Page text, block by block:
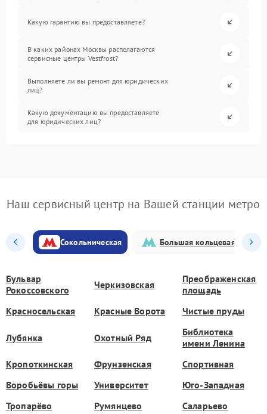
Какую гарантию вы предоставляете?
В каких районах Москвы располагаются
сервисные центры Vestfrost?
Выполняете ли вы ремонт для юридических
лиц?
Какую документацию вы предоставляете
для юридических лиц?
Наш сервисный центр на Вашей станции метро
Сокольническая Большая кольцевая
Бульвар
Рокоссовского
Черкизовская
Преображенская
площадь
Красносельская
Красные Ворота Чистые пруды
Лубянка Охотный Ряд
Библиотека
имени Ленина
Кропоткинская
Фрунзенская
Спортивная
Воробьёвы горы
Университет
Юго-Западная
Тропарёво
Румянцево Саларьево